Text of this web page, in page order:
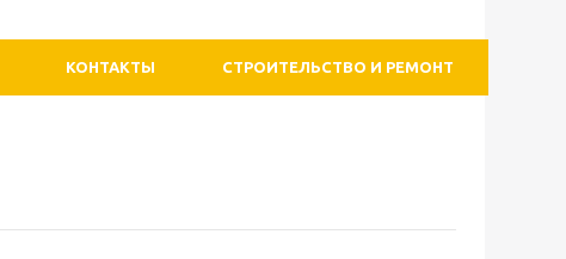
КОНТАКТЫ СТРОИТЕЛЬСТВО И РЕМОНТ